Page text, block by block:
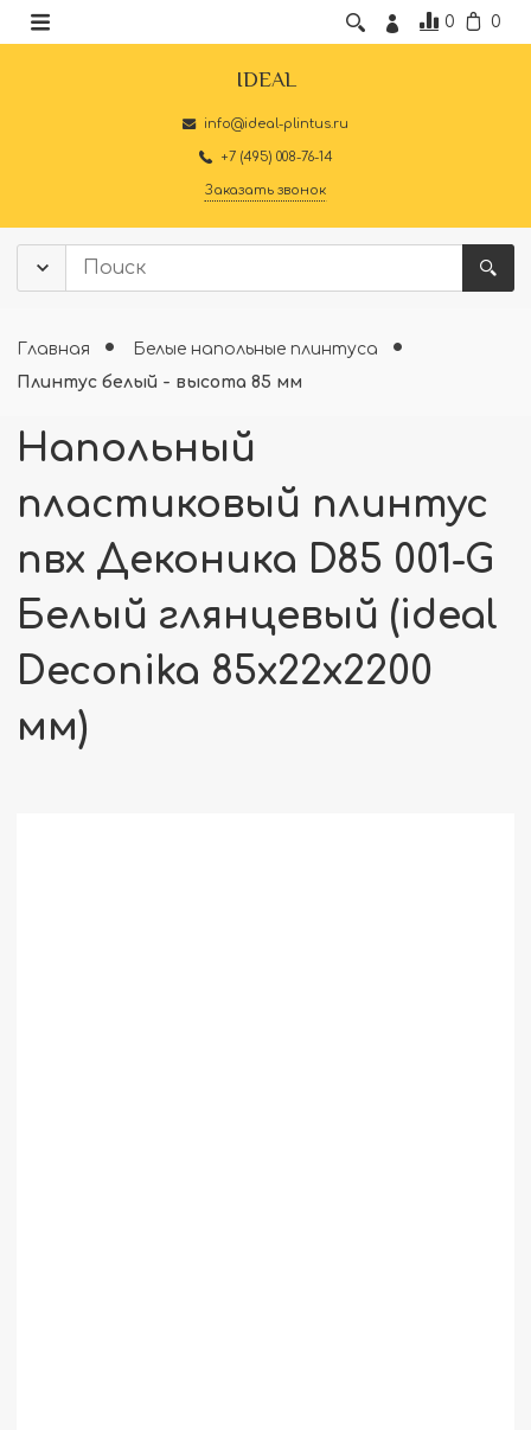
0 0
IDEAL
info@ideal-plintus.ru
+7 (495) 008-76-14
Заказать звонок
Главная
Белые напольные плинтуса
Плинтус белый - высота 85 мм
Напольный
пластиковый плинтус
пвх Деконика D85 001-G
Белый глянцевый (ideal
Deconika 85х22х2200
мм)